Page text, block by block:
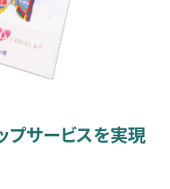
プサービスを実現